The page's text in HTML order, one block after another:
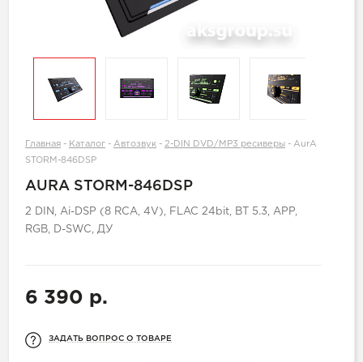
Главная - Каталог - Автозвук - 2-DIN DVD/MP3 ресиверы - AurA
STORM-846DSP
AURA STORM-846DSP
2 DIN, Ai-DSP (8 RCA, 4V), FLAC 24bit, BT 5.3, APP,
RGB, D-SWC, ДУ
6 390 р.
ЗАДАТЬ ВОПРОС О ТОВАРЕ